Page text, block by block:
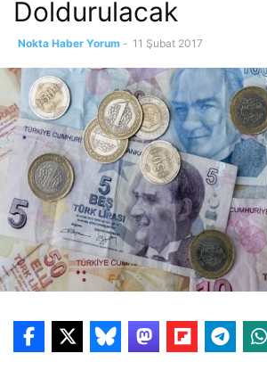
Doldurulacak
Nokta Haber Yorum - 11 Şubat 2017